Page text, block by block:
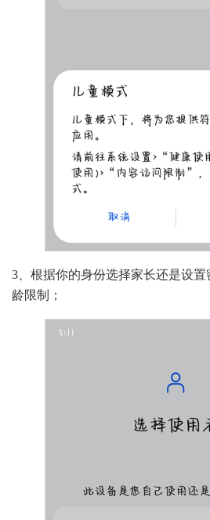
3、根据你的身份选择家长还是设
龄限制；